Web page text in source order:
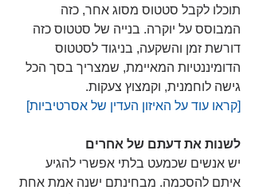
תוכלו לקבל סטטוס מסוג אחר, כזה
המבוסס על יוקרה. בנייה של סטטוס כזה
דורשת זמן והשקעה, בניגוד לסטטוס
הדומיננטיות המאיימת, שמצריך בסך הכל
גישה לוחמנית, וקמצוץ צעקות.
[קראו עוד על האיזון העדין של אסרטיביות]
לשנות את דעתם של אחרים
יש אנשים שכמעט בלתי אפשרי להגיע
איתם להסכמה. מבחינתם ישנה אמת אחת